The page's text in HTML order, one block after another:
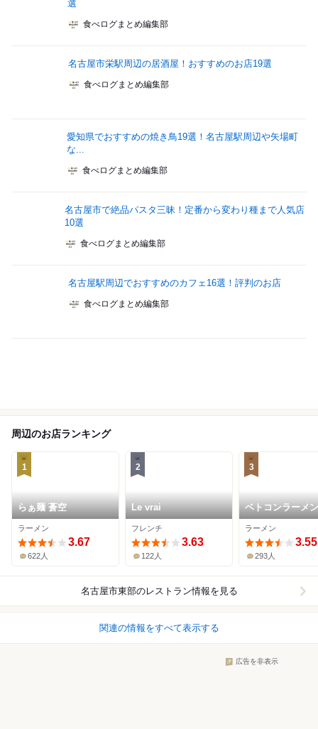
選
食べログまとめ編集部
名古屋市栄駅周辺の居酒屋！おすすめのお店19選
食べログまとめ編集部
愛知県でおすすめの焼き鳥19選！名古屋駅周辺や矢場町
な...
食べログまとめ編集部
名古屋市で絶品パスタ三昧！定番から変わり種まで人気店
10選
食べログまとめ編集部
名古屋駅周辺でおすすめのカフェ16選！評判のお店
食べログまとめ編集部
周辺のお店ランキング
1
らぁ麺 蒼空
ラーメン
3.67
622人
2
Le vrai
フレンチ
3.63
122人
3
ベトコンラーメ
天白店
ラーメン
3.55
293人
名古屋市東部のレストラン情報を見る
関連の情報をすべて表示する
広告を非表示